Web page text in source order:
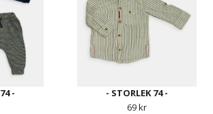
-
- STORLEK 74 -
69 kr